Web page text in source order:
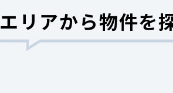
エリアから物件を